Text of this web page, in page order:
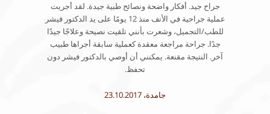
جراح جيد. أفكار واضحة ونصائح طبية جيدة. لقد أجريت
عملية جراحية في الأنف منذ 12 يومًا على يد الدكتور فيشر
للطب/التجميل، وشعرت بأنني تلقيت نصيحة وعلاجًا جيدًا
جدًا. جراحة مراجعة معقدة كعملية سابقة أجراها طبيب
آخر. النتيجة مقنعة. يمكنني أن أوصي بالدكتور فيشر دون
تحفظ.
جامدة، 23.10.2017